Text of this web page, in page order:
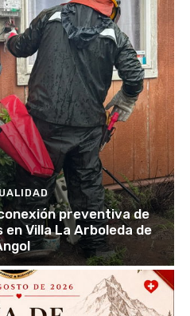
preventiva de
Villa La Arboleda de